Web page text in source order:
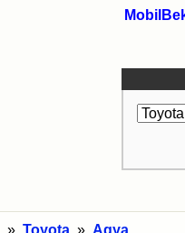
» Toyota » Agya